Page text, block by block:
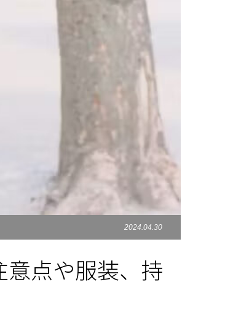
2024.04.30
点や服装、持